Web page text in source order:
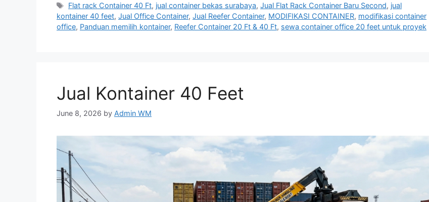
Tags
Flat rack Container 40 Ft, jual container bekas surabaya,Jual Flat Rack Container Baru Second, jual
kontainer 40 feet, Jual Office Container, Jual Reefer Container, MODIFIKASI CONTAINER, modifikasi container
office, Panduan memilih kontainer, Reefer Container 20 Ft & 40 Ft, sewa container office 20 feet untuk proyek
Jual Kontainer 40 Feet
June 8, 2026 by Admin WM